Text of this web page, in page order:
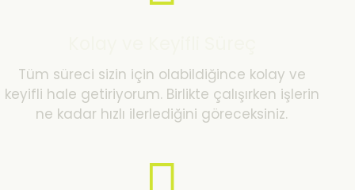
Tüm süreci sizin için olabildiğince kolay ve
keyifli hale getiriyorum. Birlikte çalışırken işlerin
ne kadar hızlı ilerlediğini göreceksiniz.